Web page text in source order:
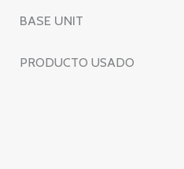
BASE UNIT
PRODUCTO USADO